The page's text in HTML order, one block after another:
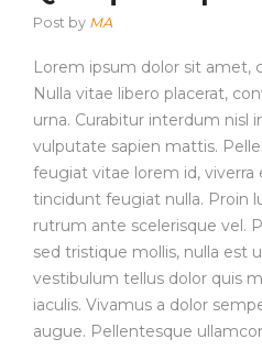
Post by MA
Lorem ipsum dolor sit amet,
Nulla vitae libero placerat,
urna. Curabitur interdum nisl
vulputate sapien mattis.
feugiat vitae lorem id, viverra
tincidunt feugiat nulla. Proin
rutrum ante scelerisque vel.
sed tristique mollis, nulla est
vestibulum tellus dolor quis
iaculis. Vivamus a dolor
augue. Pellentesque